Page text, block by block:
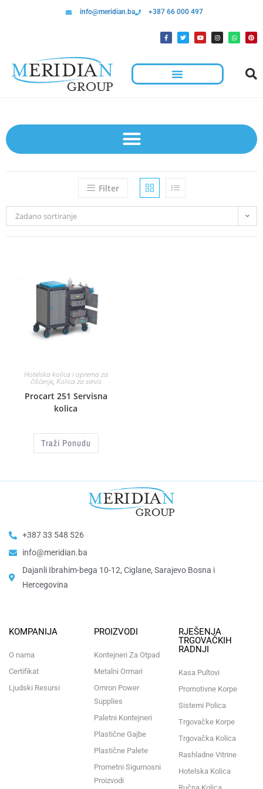
info@meridian.ba +387 66 000 497
Filter
Zadano sortiranje
Hotelska kolica i oprema za
čišćenje, Kolica za servis
Procart 251 Servisna
kolica
Traži Ponudu
+387 33 548 526
info@meridian.ba
Dajanli Ibrahim-bega 10-12, Ciglane, Sarajevo Bosna i
Hercegovina​
KOMPANIJA
O nama
Certifikat
Ljudski Resursi
PROIZVODI
Kontejneri Za Otpad
Metalni Ormari
Omron Power
Supplies
Paletni Kontejneri
Plastične Gajbe
Plastične Palete
Prometni Sigurnosni
Proizvodi
RJEŠENJA
TRGOVAČKIH
RADNJI
Kasa Pultovi
Promotivne Korpe
Sistemi Polica
Trgovačke Korpe
Trgovačka Kolica
Rashladne Vitrine
Hotelska Kolica